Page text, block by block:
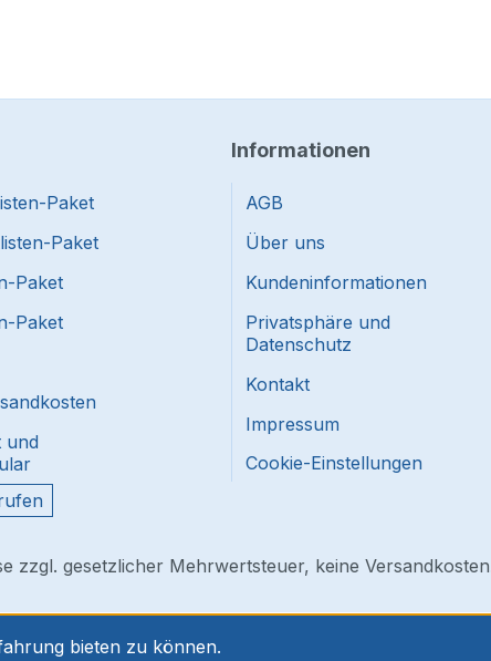
Paket
Paket
Paket
Paket
und
Informationen
AGB
Über uns
Kundeninformationen
Privatsphäre und
Datenschutz
Kontakt
Impressum
Cookie-Einstellungen
zzgl. gesetzlicher Mehrwertsteuer, keine
bieten zu können.